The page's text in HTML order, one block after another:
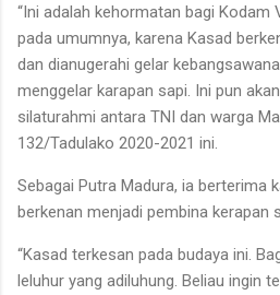
“Ini adalah kehormatan bagi Kodam
pada umumnya, karena Kasad
dan dianugerahi gelar
menggelar karapan sapi. Ini pun
silaturahmi antara TNI dan warga
132/Tadulako 2020-2021 ini.
Sebagai Putra Madura, ia berterima
berkenan menjadi pembina kerapan
“Kasad terkesan pada budaya ini.
leluhur yang adiluhung. Beliau ingin